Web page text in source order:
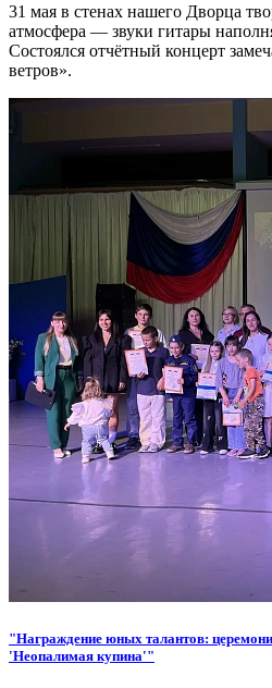
31 мая в стенах нашего Дворца
атмосфера — звуки гитары
Состоялся отчётный концерт
ветров».
"Награждение юных талантов:
'Неопалимая купина'"